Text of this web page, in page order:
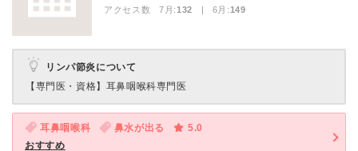
アクセス数 7月:132 | 6月:149
リンパ節炎について
【専門医・資格】 耳鼻咽喉科専門医
耳鼻咽喉科 鼻水が出る
5.0
おすすめ